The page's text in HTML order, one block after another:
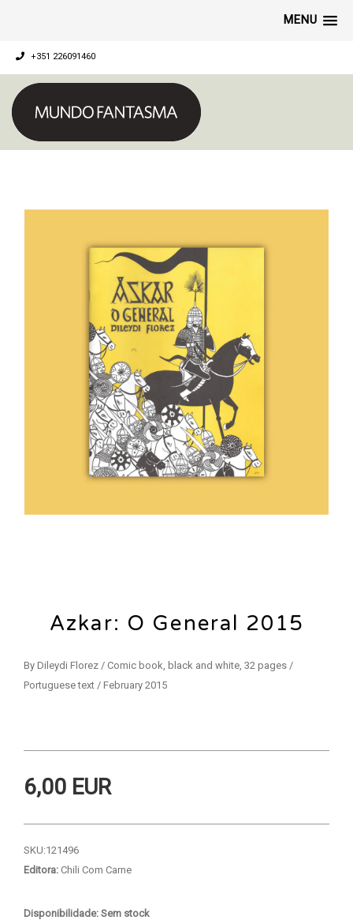
MENU
+351 226091460
Azkar: O General 2015
By Dileydi Florez / Comic book, black and white, 32 pages /
Portuguese text / February 2015
6,00 EUR
SKU:121496
Editora: Chili Com Carne
Disponibilidade: Sem stock